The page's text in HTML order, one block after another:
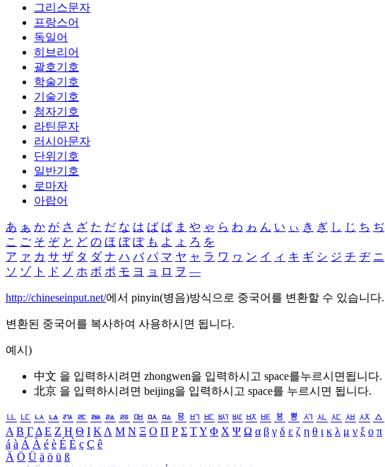
그리스문자
프랑스어
독일어
히브리어
괄호기호
학술기호
기술기호
첨자기호
라틴문자
러시아문자
단위기호
일반기호
로마자
아랍어
あ ぁ か が さ ざ た だ な は ば ぱ ま や ゃ ら わ ゎ ん い ぃ き ぎ し じ ち ぢ
こ ご そ ぞ と ど の ほ ぼ ぽ も よ ょ ろ を
ア ァ カ サ ザ タ ダ ナ ハ バ パ マ ヤ ャ ラ ワ ヮ ン イ ィ キ ギ シ ジ チ ヂ ニ
ソ ゾ ト ド ノ ホ ボ ポ モ ヨ ョ ロ ヲ ―
http://chineseinput.net/에서 pinyin(병음)방식으로 중국어를 변환할 수 있습니다.
변환된 중국어를 복사하여 사용하시면 됩니다.
예시)
中文 을 입력하시려면 zhongwen을 입력하시고 space를누르시면됩니다.
北京 을 입력하시려면 beijing을 입력하시고 space를 누르시면 됩니다.
ㅥ ㅦ ㅧ ㅨ ㅩ ㅪ ㅫ ㅬ ㅭ ㅮ ㅯ ㅰ ㅱ ㅲ ㅳ ㅴ ㅵ ㅶ ㅷ ㅸ ㅹ ㅺ ㅻ ㅼ ㅽ ㅾ ㅿ
Α Β ΓΔ Ε Ζ Η Θ Ι ΚΛ Μ Ν Ξ Ο Π Ρ Σ ΤΥ Φ Χ Ψ Ω α β γ δ ε ζ η θ ι κ λ μ ν ξ ο π
á à Á À é è É È ç Ç ê
Ä Ö Ü ä ö ü ß